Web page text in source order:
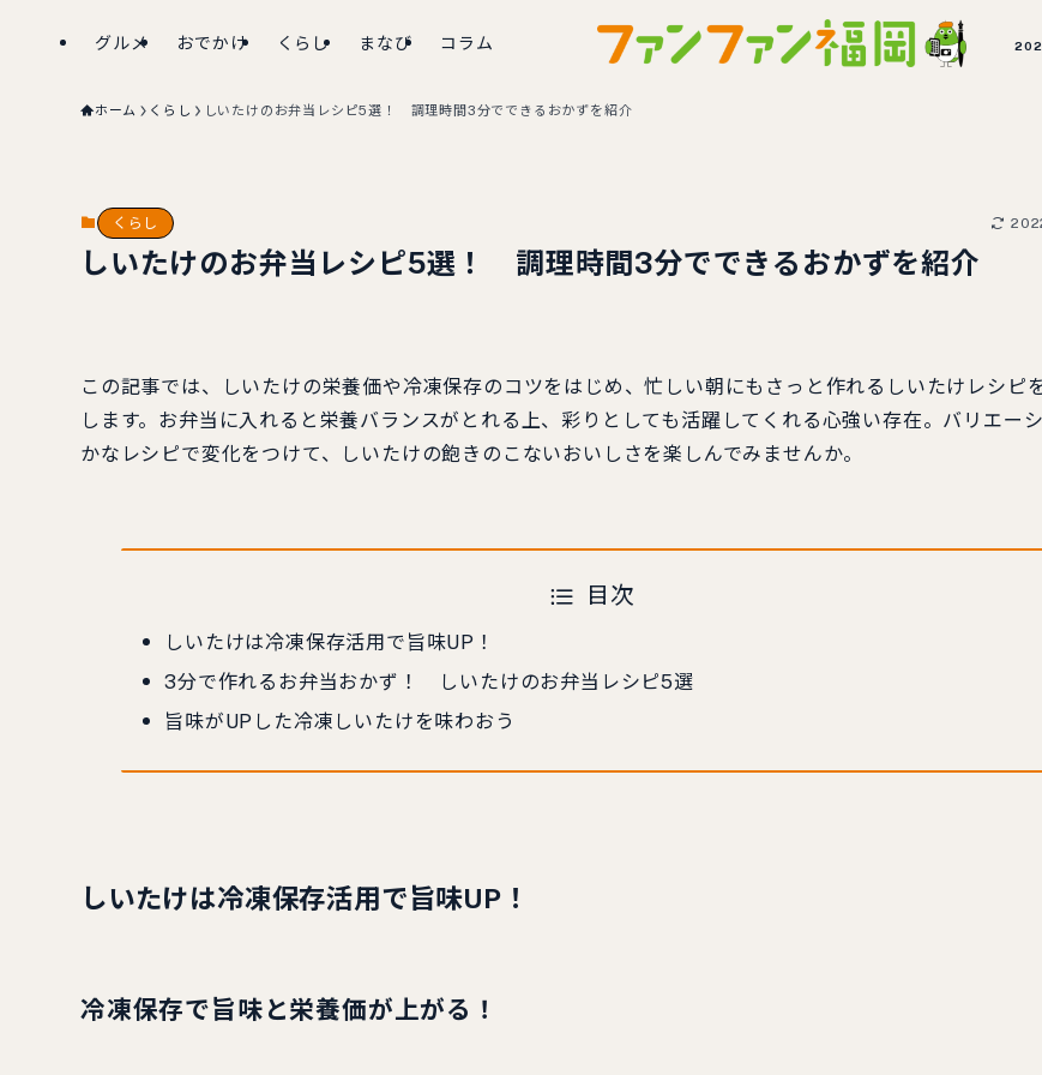
グルメ おでかけ くらし まなび コラム
ホーム くらし しいたけのお弁当レシピ5選！ 調理時間3分でできるおかずを紹介
くらし
しいたけのお弁当レシピ5選！ 調理時間3分でできるおかずを紹介
この記事では、しいたけの栄養価や冷凍保存のコツをはじめ、忙しい朝にもさっと作れるしいたけレシピ
します。お弁当に入れると栄養バランスがとれる上、彩りとしても活躍してくれる心強い存在。バリエー
かなレシピで変化をつけて、しいたけの飽きのこないおいしさを楽しんでみませんか。
目次
しいたけは冷凍保存活用で旨味UP！
3分で作れるお弁当おかず！ しいたけのお弁当レシピ5選
旨味がUPした冷凍しいたけを味わおう
しいたけは冷凍保存活用で旨味UP！
冷凍保存で旨味と栄養価が上がる！